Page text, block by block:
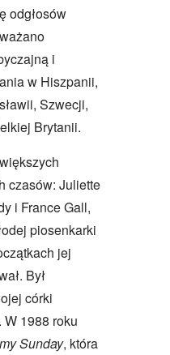
odgłosów
i
w Hiszpanii,
Szwecji,
Brytanii.
czasów: Juliette
i France Gall,
piosenkarki
jej
Był
córki
1988 roku
Sunday, która